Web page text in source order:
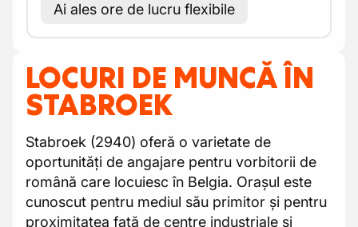
Ai ales ore de lucru flexibile
LOCURI DE MUNCĂ ÎN
STABROEK
Stabroek (2940) oferă o varietate de
oportunități de angajare pentru vorbitorii de
română care locuiesc în Belgia. Orașul este
cunoscut pentru mediul său primitor și pentru
proximitatea față de centre industriale și